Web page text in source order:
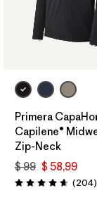
Primera
Capilene®
Zip-Neck
$ 99 $ 58,99
Valoración: 4.6 / 5
(204)